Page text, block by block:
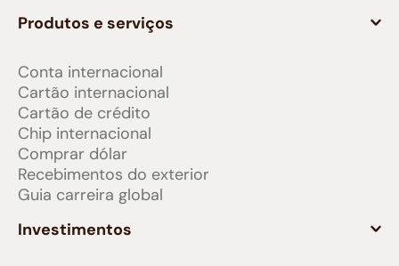
Produtos e serviços
Conta internacional
Cartão internacional
Cartão de crédito
Chip internacional
Comprar dólar
Recebimentos do exterior
Guia carreira global
Investimentos